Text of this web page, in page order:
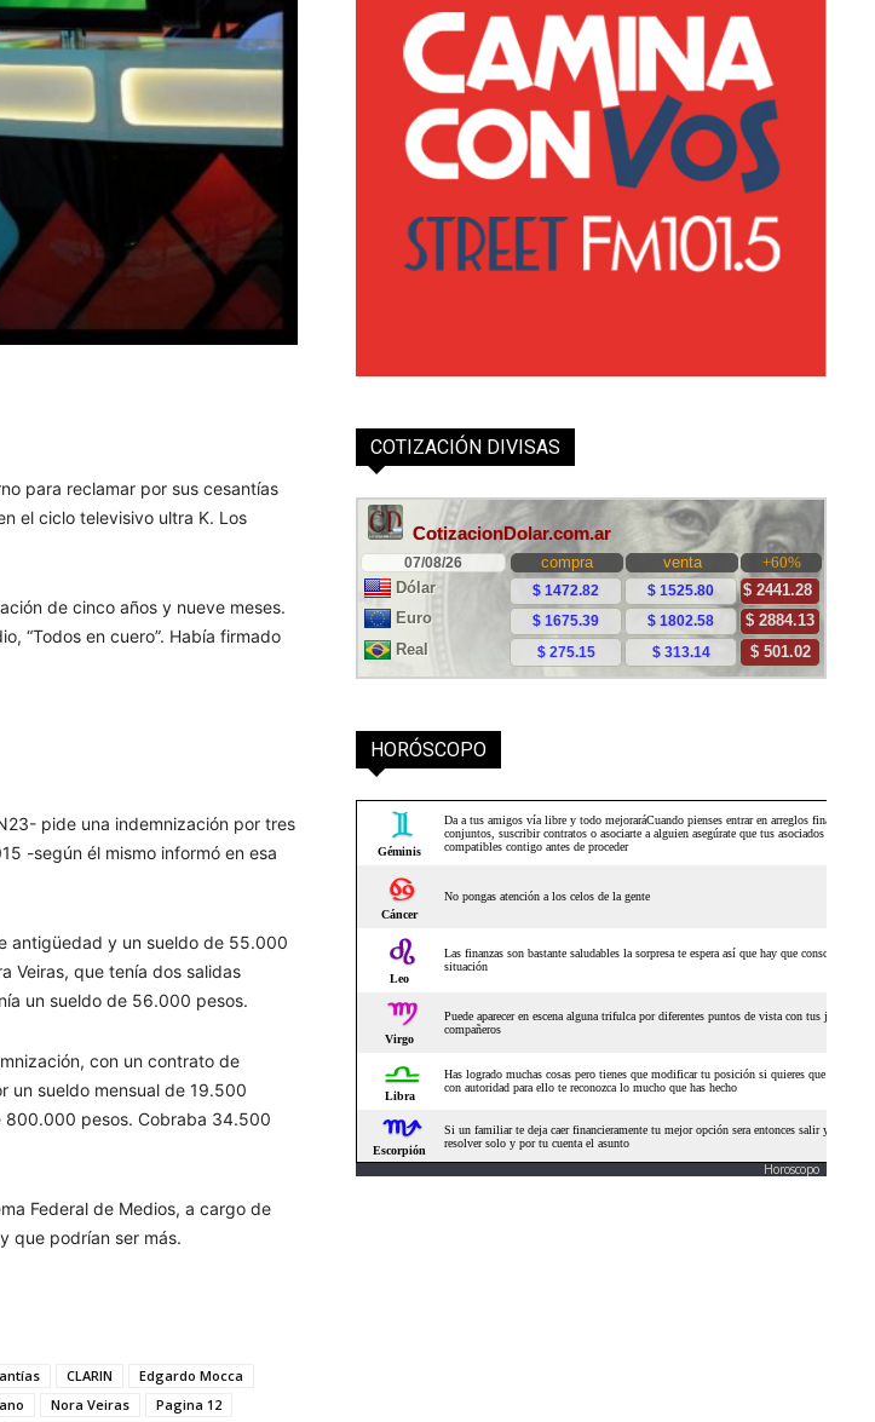
para reclamar por sus cesantías
el ciclo televisivo ultra K. Los
de cinco años y nueve meses.
“Todos en cuero”. Había firmado
pide una indemnización por tres
-según él mismo informó en esa
antigüedad y un sueldo de 55.000
Veiras, que tenía dos salidas
un sueldo de 56.000 pesos.
con un contrato de
un sueldo mensual de 19.500
800.000 pesos. Cobraba 34.500
Federal de Medios, a cargo de
que podrían ser más.
CLARIN
Edgardo Mocca
Nora Veiras
Pagina 12
COTIZACIÓN DIVISAS
HORÓSCOPO
Horoscopo